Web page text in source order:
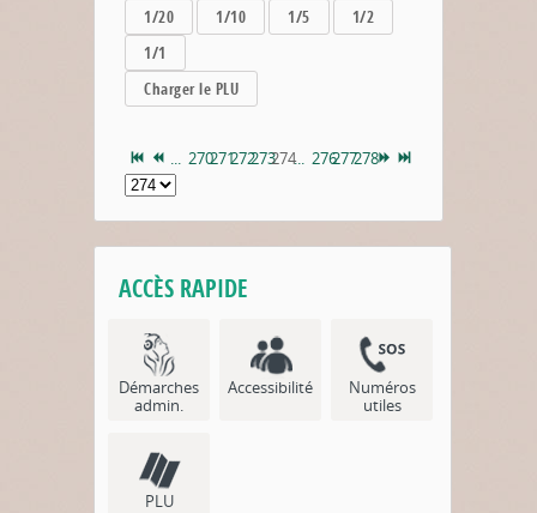
1/20
1/10 1/5
1/2
1/1
Charger le PLU
... 270271272273274... 276277278
ACCÈS RAPIDE
Démarches
admin.
Accessibilité
Numéros
utiles
PLU